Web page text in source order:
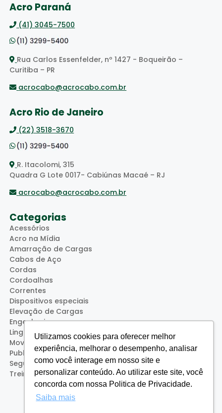
Utilizamos cookies para oferecer melhor
experiência, melhorar o desempenho, analisar
como você interage em nosso site e
personalizar conteúdo. Ao utilizar este site, você
concorda com nossa Politica de Privacidade.
Saiba mais
Acro Paraná
(41) 3045-7500
Rua Carlos Essenfelder, nº 1427 - Boqueirão –
Curitiba – PR
acrocabo@acrocabo.com.br
Acro Rio de Janeiro
(22) 3518-3670
R. Itacolomi, 315
Quadra G Lote 0017- Cabiúnas Macaé – RJ
acrocabo@acrocabo.com.br
Categorias
Acessórios
Acro na Mídia
Amarração de Cargas
Cabos de Aço
Cordas
Cordoalhas
Correntes
Dispositivos especiais
Elevação de Cargas
Engenharia
Lingas
Movimentação de Cargas
Publicações
Segurança
Treinamentos (Acro Service)